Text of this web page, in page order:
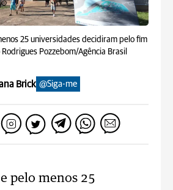
25 universidades decidiram pelo fim
Rodrigues Pozzebom/Agência Brasil
Brick @Siga-me
pelo menos 25